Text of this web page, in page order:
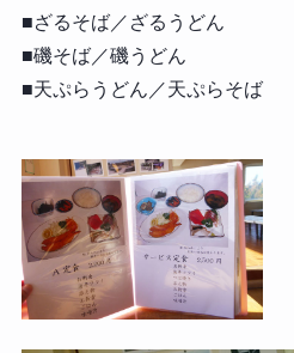
■ざるそば／ざるうどん
■磯そば／磯うどん
■天ぷらうどん／天ぷらそば